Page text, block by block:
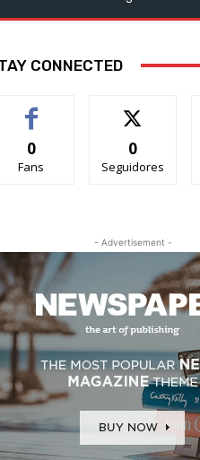
CONNECTED
0
Fans
0
Seguidores
- Advertisement -